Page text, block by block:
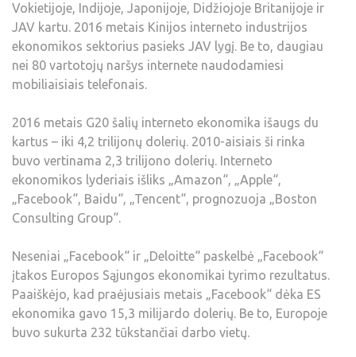
Vokietijoje, Indijoje, Japonijoje, Didžiojoje Britanijoje ir
JAV kartu. 2016 metais Kinijos interneto industrijos
ekonomikos sektorius pasieks JAV lygį. Be to, daugiau
nei 80 vartotojų naršys internete naudodamiesi
mobiliaisiais telefonais.
2016 metais G20 šalių interneto ekonomika išaugs du
kartus – iki 4,2 trilijonų dolerių. 2010-aisiais ši rinka
buvo vertinama 2,3 trilijono dolerių. Interneto
ekonomikos lyderiais išliks „Amazon“, „Apple“,
„Facebook“, Baidu“, „Tencent“, prognozuoja „Boston
Consulting Group“.
Neseniai „Facebook“ ir „Deloitte“ paskelbė „Facebook“
įtakos Europos Sąjungos ekonomikai tyrimo rezultatus.
Paaiškėjo, kad praėjusiais metais „Facebook“ dėka ES
ekonomika gavo 15,3 milijardo dolerių. Be to, Europoje
buvo sukurta 232 tūkstančiai darbo vietų.